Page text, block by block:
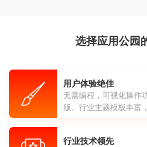
选择应用公园
用户体验绝佳
无需编程，可视化操作
版。行业主题模板丰富
行业技术领先